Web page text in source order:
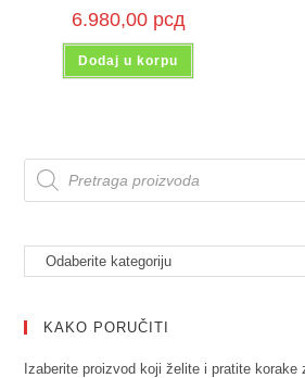
6.980,00 рсд
Dodaj u korpu
KAKO PORUČITI
Izaberite proizvod koji želite i pratite korake